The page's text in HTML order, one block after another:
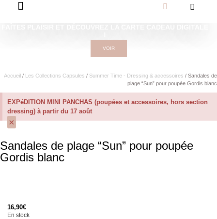
VOIR
Accueil / Les Collections Capsules / Summer Time - Dressing & accessoires / Sandales de
plage “Sun” pour poupée Gordis blanc
EXPéDITION MINI PANCHAS (poupées et accessoires, hors section
dressing) à partir du 17 août
×
Sandales de plage “Sun” pour poupée
Gordis blanc
16,90€
En stock